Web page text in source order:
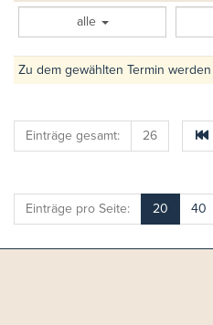
alle
Zu dem gewählten Termin
Einträge gesamt: 26
Einträge pro Seite: 20 40